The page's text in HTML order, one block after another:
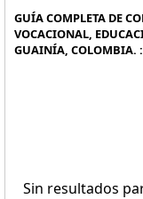
GUÍA COMPLETA DE
VOCACIONAL,
GUAINÍA, COLOMBIA. :
Sin resultados